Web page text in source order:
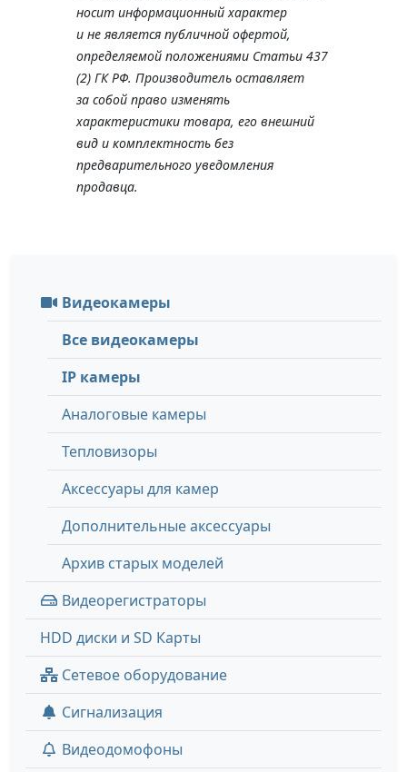
носит информационный характер
и не является публичной офертой,
определяемой положениями Статьи 437
(2) ГК РФ. Производитель оставляет
за собой право изменять
характеристики товара, его внешний
вид и комплектность без
предварительного уведомления
продавца.
Видеокамеры
Все видеокамеры
IP камеры
Аналоговые камеры
Тепловизоры
Аксессуары для камер
Дополнительные аксессуары
Архив старых моделей
Видеорегистраторы
HDD диски и SD Карты
Сетевое оборудование
Сигнализация
Видеодомофоны